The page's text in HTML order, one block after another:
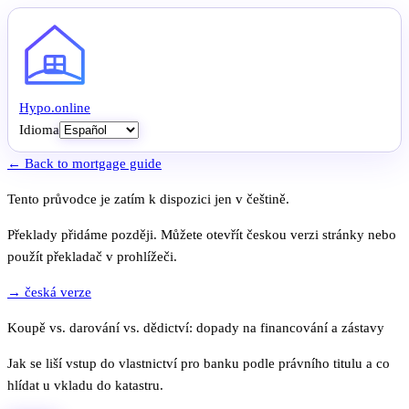
Hypo.online
Idioma
← Back to mortgage guide
Tento průvodce je zatím k dispozici jen v češtině.
Překlady přidáme později. Můžete otevřít českou verzi stránky nebo
použít překladač v prohlížeči.
→ česká verze
Koupě vs. darování vs. dědictví: dopady na financování a zástavy
Jak se liší vstup do vlastnictví pro banku podle právního titulu a co
hlídat u vkladu do katastru.